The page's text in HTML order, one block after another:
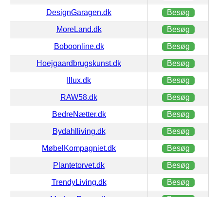
DesignGaragen.dk Besøg
MoreLand.dk Besøg
Boboonline.dk Besøg
Hoejgaardbrugskunst.dk Besøg
Illux.dk Besøg
RAW58.dk Besøg
BedreNætter.dk Besøg
Bydahlliving.dk Besøg
MøbelKompagniet.dk Besøg
Plantetorvet.dk Besøg
TrendyLiving.dk Besøg